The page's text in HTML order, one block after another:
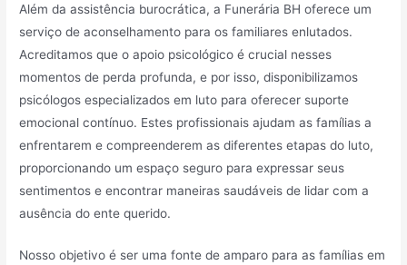
Além da assistência burocrática, a Funerária BH oferece um
serviço de aconselhamento para os familiares enlutados.
Acreditamos que o apoio psicológico é crucial nesses
momentos de perda profunda, e por isso, disponibilizamos
psicólogos especializados em luto para oferecer suporte
emocional contínuo. Estes profissionais ajudam as famílias a
enfrentarem e compreenderem as diferentes etapas do luto,
proporcionando um espaço seguro para expressar seus
sentimentos e encontrar maneiras saudáveis de lidar com a
ausência do ente querido.
Nosso objetivo é ser uma fonte de amparo para as famílias em